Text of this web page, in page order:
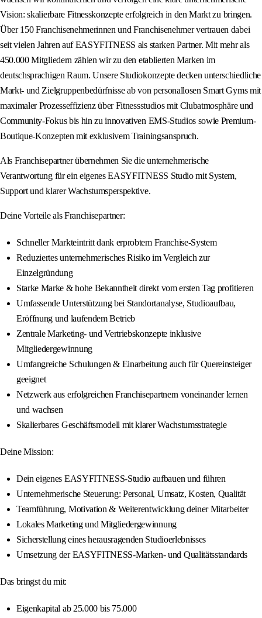
Vision: skalierbare Fitnesskonzepte erfolgreich in den Markt zu bringen.
Über 150 Franchisenehmerinnen und Franchisenehmer vertrauen dabei
seit vielen Jahren auf EASYFITNESS als starken Partner. Mit mehr als
450.000 Mitgliedern zählen wir zu den etablierten Marken im
deutschsprachigen Raum. Unsere Studiokonzepte decken unterschiedliche
Markt- und Zielgruppenbedürfnisse ab von personallosen Smart Gyms mit
maximaler Prozesseffizienz über Fitnessstudios mit Clubatmosphäre und
Community-Fokus bis hin zu innovativen EMS-Studios sowie Premium-
Boutique-Konzepten mit exklusivem Trainingsanspruch.
Als Franchisepartner übernehmen Sie die unternehmerische
Verantwortung für ein eigenes EASYFITNESS Studio mit System,
Support und klarer Wachstumsperspektive.
Deine Vorteile als Franchisepartner:
Schneller Markteintritt dank erprobtem Franchise-System
Reduziertes unternehmerisches Risiko im Vergleich zur
Einzelgründung
Starke Marke & hohe Bekanntheit direkt vom ersten Tag profitieren
Umfassende Unterstützung bei Standortanalyse, Studioaufbau,
Eröffnung und laufendem Betrieb
Zentrale Marketing- und Vertriebskonzepte inklusive
Mitgliedergewinnung
Umfangreiche Schulungen & Einarbeitung auch für Quereinsteiger
geeignet
Netzwerk aus erfolgreichen Franchisepartnern voneinander lernen
und wachsen
Skalierbares Geschäftsmodell mit klarer Wachstumsstrategie
Deine Mission:
Dein eigenes EASYFITNESS-Studio aufbauen und führen
Unternehmerische Steuerung: Personal, Umsatz, Kosten, Qualität
Teamführung, Motivation & Weiterentwicklung deiner Mitarbeiter
Lokales Marketing und Mitgliedergewinnung
Sicherstellung eines herausragenden Studioerlebnisses
Umsetzung der EASYFITNESS-Marken- und Qualitätsstandards
Das bringst du mit:
Eigenkapital ab 25.000 bis 75.000